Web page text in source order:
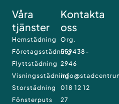
r
a
m
Våra
tjänster
Hemstädning
Företagsstädning
Flyttstädning
Visningsstädning
Storstädning
Fönsterputs
Kontakta
oss
Org.
559438-
2946
018 12 12
27